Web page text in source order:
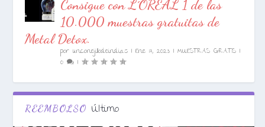
Consigue con L´ORÉAL 1 de las
10.000 muestras gratuitas de
Metal Detox.
porunconejillodeindias |Ene 17, 2023 |MUESTRAS GRATIS |
0
|
REEMBOLSO Último